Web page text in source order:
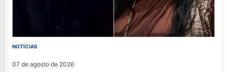
NOTÍCIAS
07 de agosto de 2026